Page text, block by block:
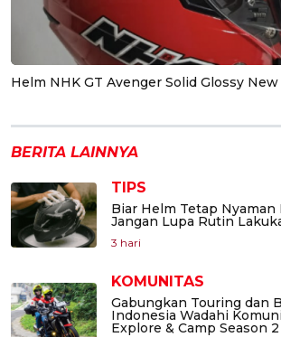
Helm NHK GT Avenger Solid Glossy
BERITA LAINNYA
TIPS
Biar Helm Tetap Nyaman
Jangan Lupa Rutin
3 hari
KOMUNITAS
Gabungkan Touring dan
Indonesia Wadahi
Explore & Camp Season 2